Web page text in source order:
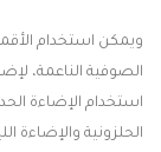
ويمكن استخدام
الصوفية الناعمة،
استخدام الإضاءة
الحلزونية والإضاءة